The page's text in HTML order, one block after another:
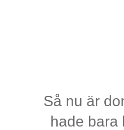
Så nu är
hade bara